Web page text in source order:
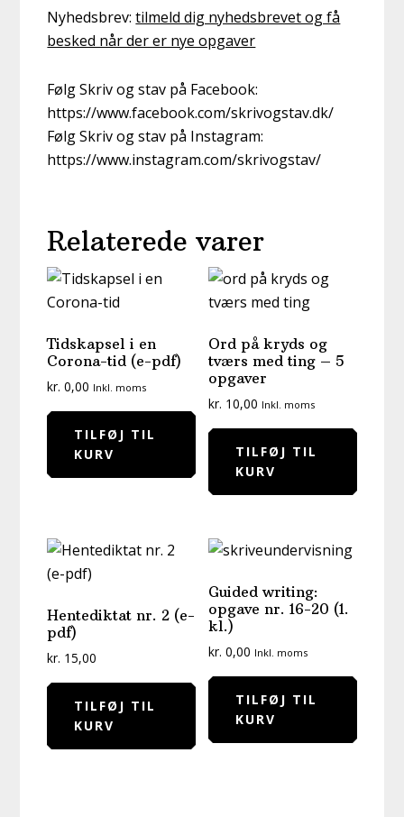
Nyhedsbrev:tilmeld dig nyhedsbrevet og få
besked når der er nye opgaver
Følg Skriv og stav på Facebook:
https://www.facebook.com/skrivogstav.dk/
Følg Skriv og stav på Instagram:
https://www.instagram.com/skrivogstav/
Relaterede varer
Tidskapsel i en
Corona-tid (e-pdf)
kr. 0,00 Inkl. moms
TILFØJ TIL
KURV
Ord på kryds og
tværs med ting – 5
opgaver
kr. 10,00 Inkl. moms
TILFØJ TIL
KURV
Hentediktat nr. 2 (e-
pdf)
kr. 15,00
TILFØJ TIL
KURV
Guided writing:
opgave nr. 16-20 (1.
kl.)
kr. 0,00 Inkl. moms
TILFØJ TIL
KURV